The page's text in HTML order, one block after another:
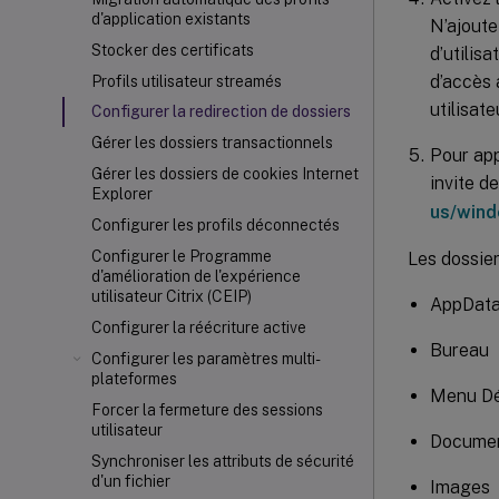
d'application existants
Stocker des certificats
Profils utilisateur streamés
Configurer la redirection de dossiers
Gérer les dossiers transactionnels
Gérer les dossiers de cookies Internet
Explorer
Configurer les profils déconnectés
Configurer le Programme
d'amélioration de l'expérience
utilisateur Citrix (CEIP)
Configurer la réécriture active
Configurer les paramètres multi-
plateformes
Forcer la fermeture des sessions
utilisateur
Synchroniser les attributs de sécurité
d'un fichier
Pour
invite
us/
Les
Bureau
Menu
Images